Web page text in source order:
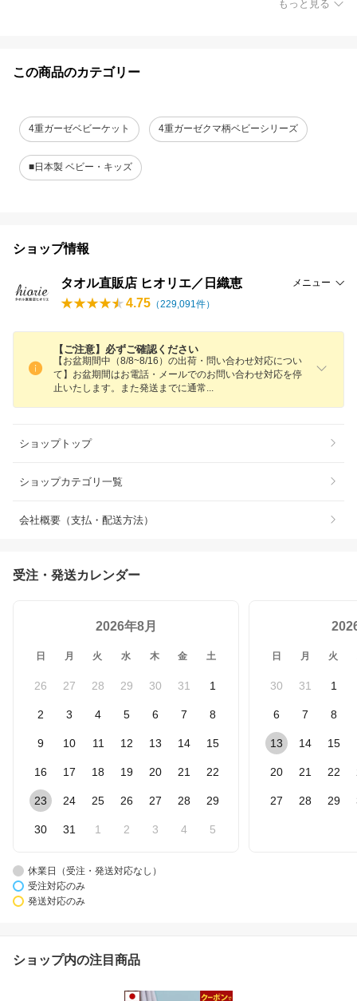
もっと見る
この商品のカテゴリー
4重ガーゼベビーケット 4重ガーゼクマ柄ベビーシリーズ
■日本製 ベビー・キッズ
ショップ情報
タオル直販店 ヒオリエ／日織恵 メニュー
4.75 （229,091 件）
【ご注意】必ずご確認ください
【お盆期間中（8/8~8/16）の出荷・問い合わせ対応につい
て】お盆期間はお電話・メールでのお問い合わせ対応を停
止いたします。また発送までに通常
ショップトップ
ショップカテゴリ一覧
会社概要（支払・配送方法）
受注・発送カレンダー
2026年8月
日 月 火 水 木 金 土
26 27 28 29 30 31 1
2 3 4 5 6 7 8
9 10 11 12 13 14 15
16 17 18 19 20 21 22
23 24 25 26 27 28 29
30 31 1 2 3 4 5
日 月 火
30 31 1
6 7 8
13 14 15
20 21 22
27 28 29
休業日（受注・発送対応なし）
受注対応のみ
発送対応のみ
ショップ内の注目商品